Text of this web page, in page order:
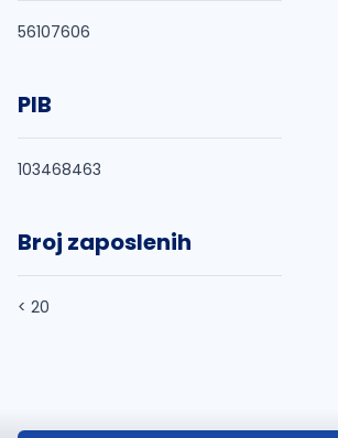
56107606
PIB
103468463
Broj zaposlenih
< 20